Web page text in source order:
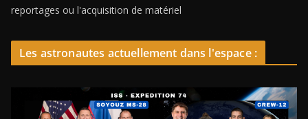
reportages ou l'acquisition de matériel
Les astronautes actuellement dans l'espace :